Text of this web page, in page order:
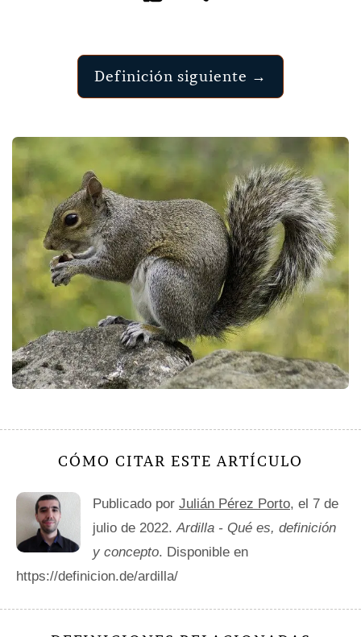
Definición siguiente →
CÓMO CITAR ESTE ARTÍCULO
Publicado por Julián Pérez Porto, el 7 de
julio de 2022.Ardilla - Qué es, definición
y concepto. Disponible en
https://definicion.de/ardilla/